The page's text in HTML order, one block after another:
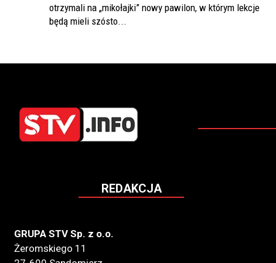
otrzymali na „mikołajki” nowy pawilon, w którym lekcje
będą mieli szósto...
REDAKCJA
GRUPA STV Sp. z o.o.
Żeromskiego 11